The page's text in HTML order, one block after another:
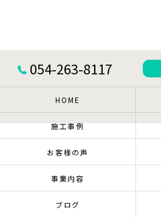
054-263-8117
HOME
施工事例
お客様の声
事業内容
ブログ